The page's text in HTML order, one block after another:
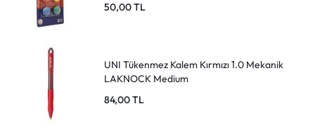
50,00TL
UNI Tükenmez Kalem Kırmızı 1.0 Mekanik
LAKNOCK Medium
84,00TL